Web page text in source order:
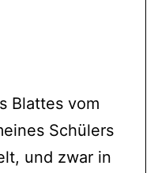
Blattes vom
Schülers
und zwar in